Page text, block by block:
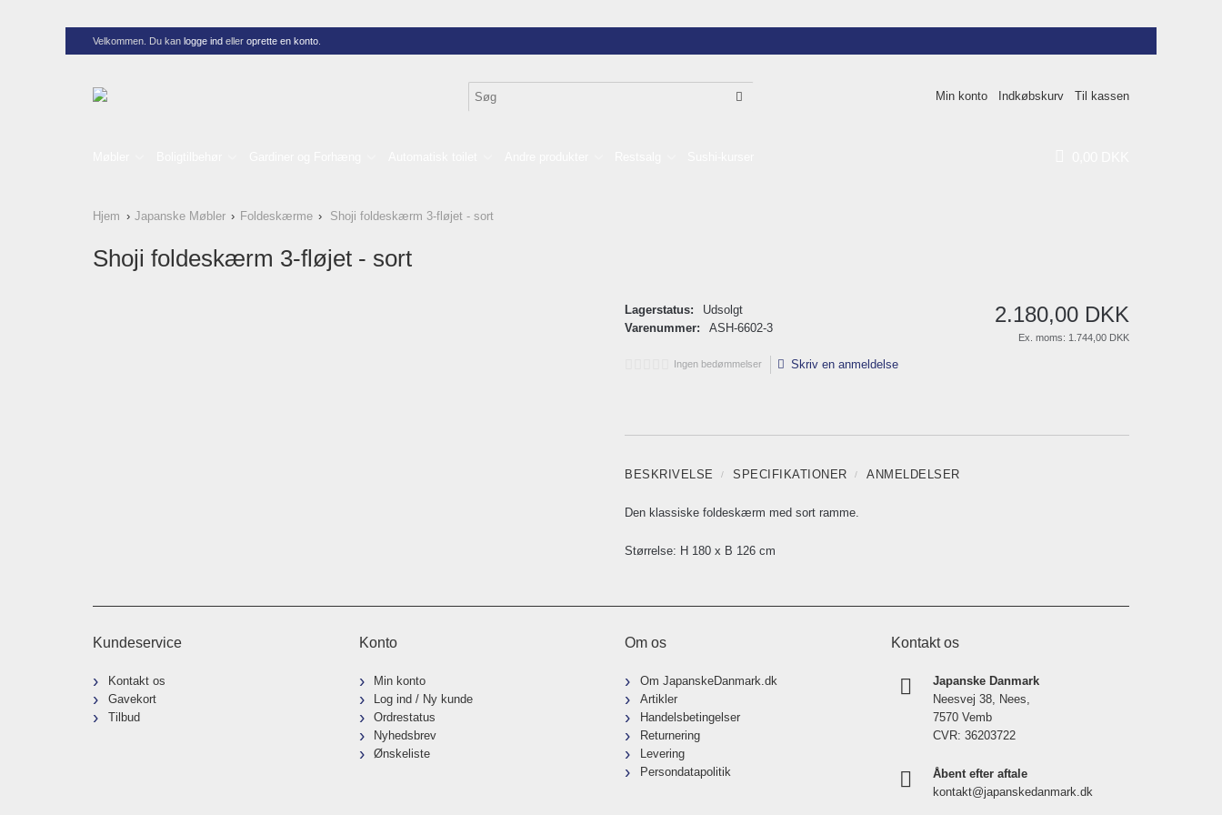
Velkommen. Du kan logge ind eller oprette en konto
Min konto Indkøbskurv Til kassen
Hjem Japanske Møbler Foldeskærme Shoji foldeskærm 3-fløjet - sort
Shoji foldeskærm 3-fløjet - sort
2.180,00 DKK
Ex. moms: 1.744,00 DKK
Lagerstatus:
Udsolgt
Varenummer:
ASH-6602-3
Ingen bedømmelser Skriv en anmeldelse
BESKRIVELSE SPECIFIKATIONER ANMELDELSER
Den klassiske foldeskærm med sort ramme.
Størrelse: H 180 x B 126 cm
Kundeservice
Kontakt os
Gavekort
Tilbud
Konto
Min konto
Log ind / Ny kunde
Ordrestatus
Nyhedsbrev
Ønskeliste
Om os
Om JapanskeDanmark.dk
Artikler
Handelsbetingelser
Returnering
Levering
Persondatapolitik
Kontakt os
Japanske Danmark
Neesvej 38, Nees,
7570 Vemb
CVR: 36203722
Åbent efter aftale
kontakt@japanskedanmark.dk